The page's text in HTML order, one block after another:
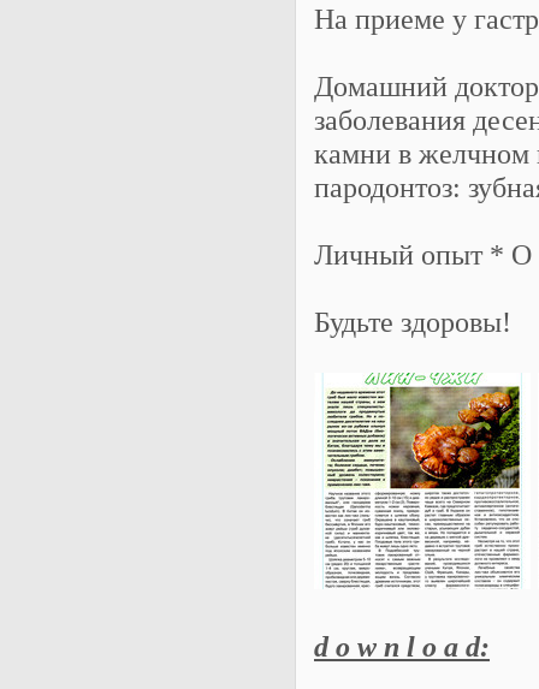
На приеме у
Домашний
заболевания
камни в желчном
пародонтоз:
Личный опыт * О
Будьте здоровы!
d o w n l o a d: